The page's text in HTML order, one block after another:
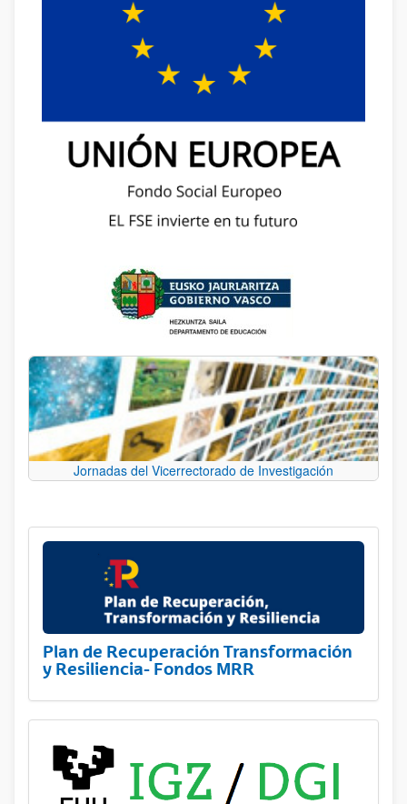
Jornadas del Vicerrectorado de Investigación
Plan de Recuperación Transformación
y Resiliencia- Fondos MRR